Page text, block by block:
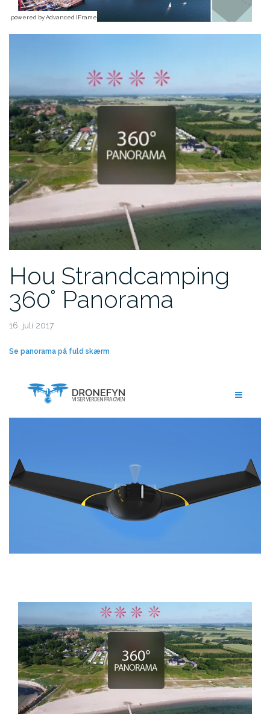
powered by Advanced iFrame
Hou Strandcamping
360° Panorama
16. juli 2017
Se panorama på fuld skærm